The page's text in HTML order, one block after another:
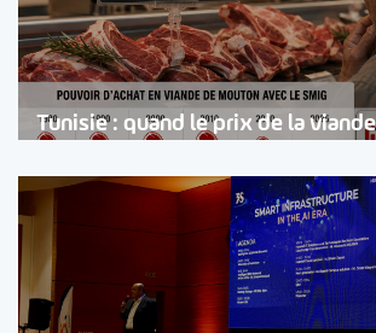
Tunisie : quand le prix de la